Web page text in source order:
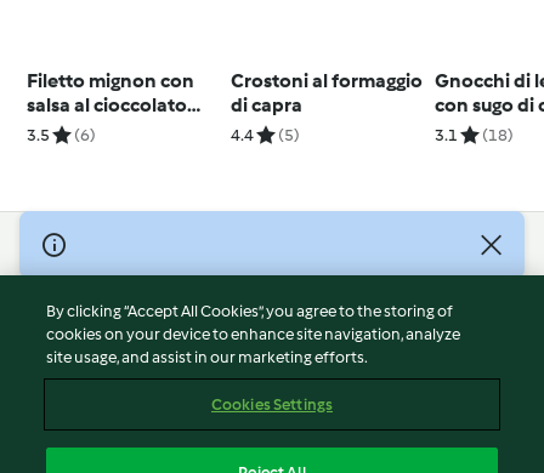
Filetto mignon con
salsa al cioccolato
speziata
3.5 (6)
Crostoni al formaggio
di capra
4.4 (5)
Gnocchi di
con sugo di
3.1 (18)
© Copyright 2026
Terms of Service
Privacy Policy
Disclaimer
Cookies
By clicking “Accept All Cookies”, you agree to the storing of
cookies on your device to enhance site navigation, analyze
site usage, and assist in our marketing efforts.
Cookies Settings